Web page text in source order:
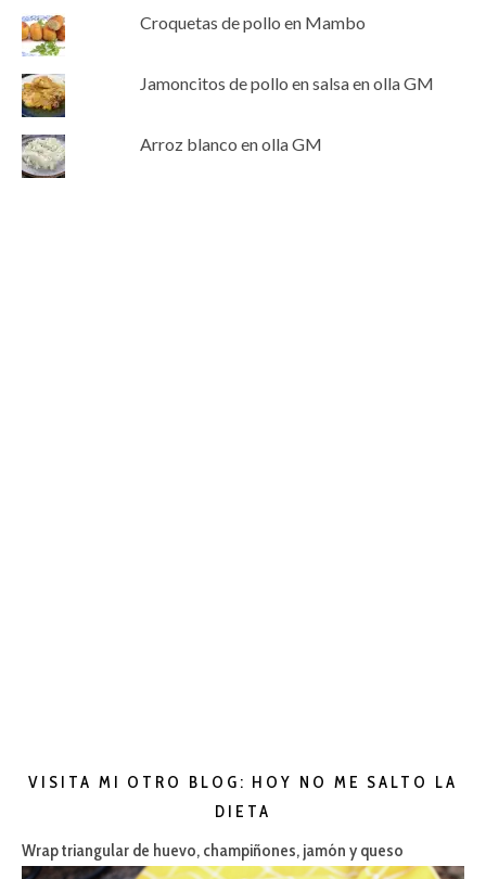
Croquetas de pollo en Mambo
Jamoncitos de pollo en salsa en olla GM
Arroz blanco en olla GM
VISITA MI OTRO BLOG: HOY NO ME SALTO LA
DIETA
Wrap triangular de huevo, champiñones, jamón y queso